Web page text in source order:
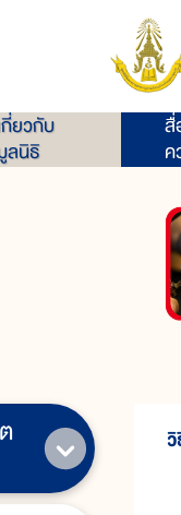
กี่ยวกับ
ลนิธิ
สื่
ค